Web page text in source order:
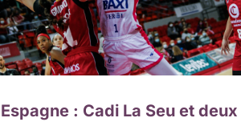
Espagne : Cadi La Seu et deux